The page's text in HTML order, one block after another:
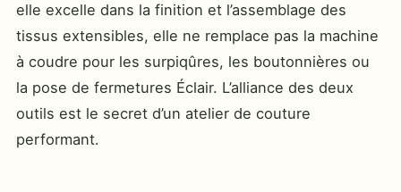
elle excelle dans la finition et l’assemblage des
tissus extensibles, elle ne remplace pas la machine
à coudre pour les surpiqûres, les boutonnières ou
la pose de fermetures Éclair. L’alliance des deux
outils est le secret d’un atelier de couture
performant.